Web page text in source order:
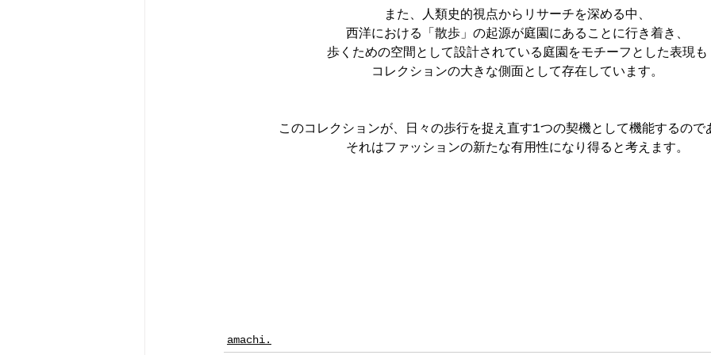
また、人類史的視点からリサーチを深める中、
西洋における「散歩」の起源が庭園にあることに行き着き、
歩くための空間として設計されている庭園をモチーフとした表現も
コレクションの大きな側面として存在しています。
このコレクションが、日々の歩行を捉え直す1つの契機として機能するので
それはファッションの新たな有用性になり得ると考えます。
amachi.